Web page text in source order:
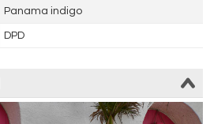
Panama indigo
DPD